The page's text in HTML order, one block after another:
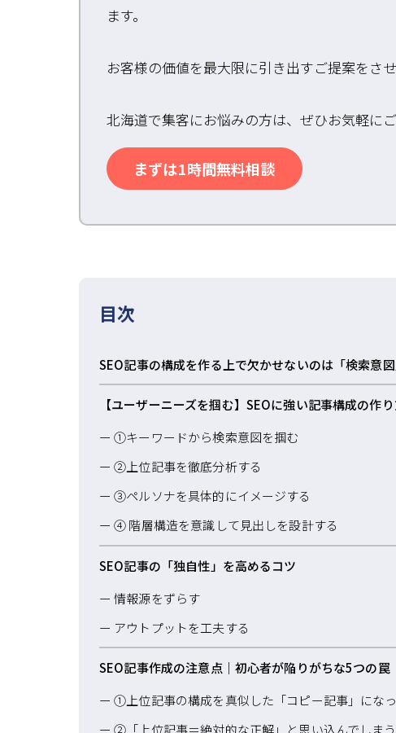
ます。
お客様の価値を最大限に引き出すご提案をさ
北海道で集客にお悩みの方は、ぜひお気軽にご
まずは1時間無料相談
目次
SEO記事の構成を作る上で欠かせないのは「検索意
【ユーザーニーズを掴む】SEOに強い記事構成の作
①キーワードから検索意図を掴む
②上位記事を徹底分析する
③ペルソナを具体的にイメージする
④ 階層構造を意識して見出しを設計する
SEO記事の「独自性」を高めるコツ
情報源をずらす
アウトプットを工夫する
SEO記事作成の注意点｜初心者が陥りがちな5つの罠
①上位記事の構成を真似した「コピー記事」にな